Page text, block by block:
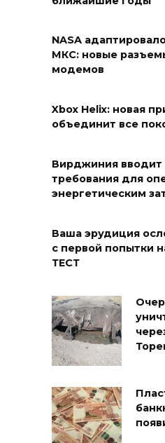
NASA
МКС: новые
модемов
Xbox Helix: новая
объединит все
Вирджиния вводит
требования для
энергетическим
Ваша эрудиция
с первой попытки
ТЕСТ